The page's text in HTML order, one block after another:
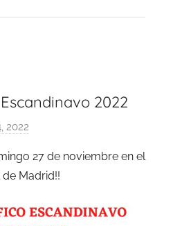
2022
2022
B
z
27 de noviembre en el
Madrid!!